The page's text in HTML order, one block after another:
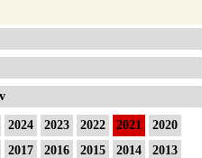
2024 2023 2022 2021
2020
2017 2016 2015 2014
2013